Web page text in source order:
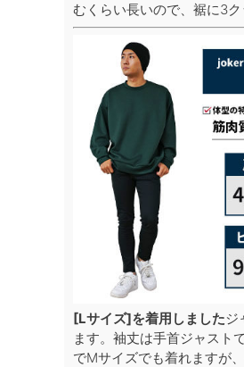
むくらい長いので、裾に3ク
[Lサイズ]を着用しましたジ
ます。袖丈は手首ジャスト
でMサイズでも着れますが